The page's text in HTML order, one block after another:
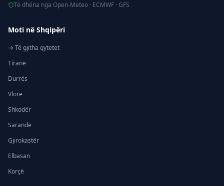
Të dhëna nga Open-Meteo · ECMWF · GFS
Moti në Shqipëri
→ Të gjitha qytetet
Tiranë
Durrës
Vlorë
Shkodër
Sarandë
Gjirokastër
Elbasan
Korçë